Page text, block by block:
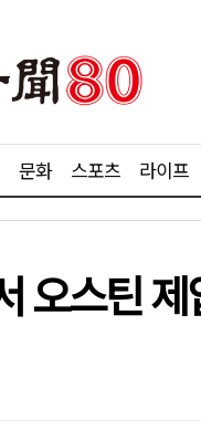
문화 스포츠 라이프
오스틴 제